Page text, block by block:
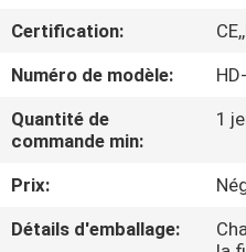
LE
SPECTACLE
VR
À
PROPOS
Certification:
Numéro de modèle:
Quantité de
commande min:
1
Prix:
Détails d'emballage: